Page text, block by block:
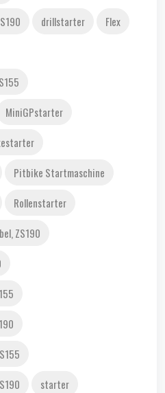
drillstarter
Flex
MiniGPstarter
Pitbike Startmaschine
Rollenstarter
ZS190
starter